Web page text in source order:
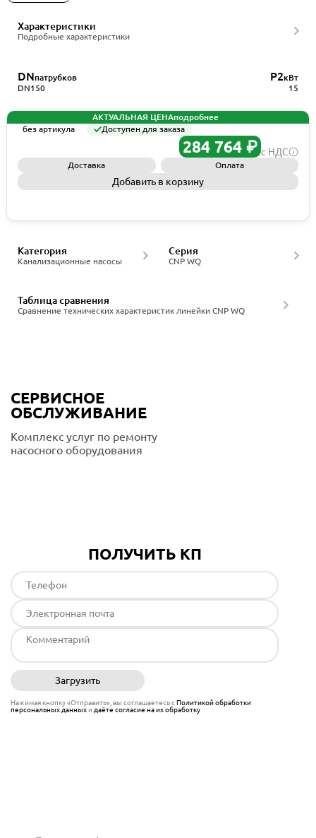
Характеристики
Подробные характеристики
DNпатрубков
DN150
P2кВт
15
АКТУАЛЬНАЯ ЦЕНАподробнее
без артикула
Доступен для заказа
284 764 ₽ с НДС
Доставка Оплата
Добавить в корзину
Канализационные насосы
Категория
CNP WQ
Серия
Сравнение технических характеристик линейки CNP WQ
Таблица сравнения
СЕРВИСНОЕ
ОБСЛУЖИВАНИЕ
Комплекс услуг по ремонту
насосного оборудования
ПОЛУЧИТЬ КП
Загрузить
Нажимая кнопку «Отправить», вы соглашаетесь сПолитикой обработки
персональных данныхи даёте согласие на их обработку